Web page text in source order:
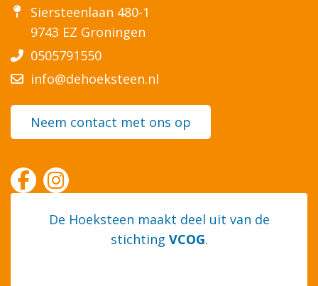
Siersteenlaan 480-1
9743 EZ Groningen
0505791550
info@dehoeksteen.nl
Neem contact met ons op
De Hoeksteen maakt deel uit van de
stichting VCOG.